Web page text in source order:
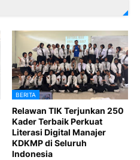
BERITA
Relawan TIK Terjunkan 250
Kader Terbaik Perkuat
Literasi Digital Manajer
KDKMP di Seluruh
Indonesia